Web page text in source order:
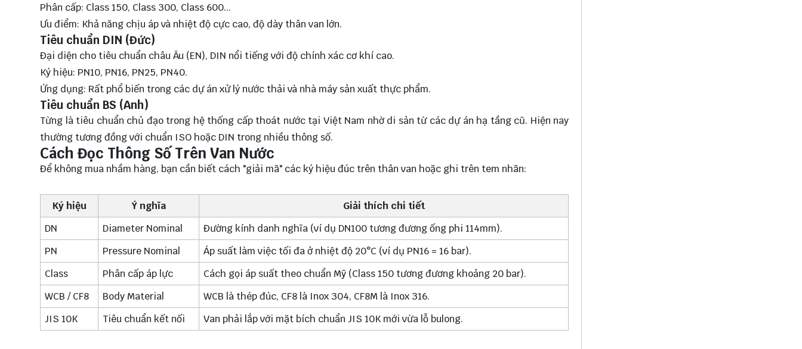
Phân cấp: Class 150, Class 300, Class 600...
Ưu điểm: Khả năng chịu áp và nhiệt độ cực cao, độ dày thân van lớn.
Tiêu chuẩn DIN (Đức)
Đại diện cho tiêu chuẩn châu Âu (EN), DIN nổi tiếng với độ chính xác cơ khí cao.
Ký hiệu: PN10, PN16, PN25, PN40.
Ứng dụng: Rất phổ biến trong các dự án xử lý nước thải và nhà máy sản xuất thực phẩm.
Tiêu chuẩn BS (Anh)
Từng là tiêu chuẩn chủ đạo trong hệ thống cấp thoát nước tại Việt Nam nhờ di sản từ các dự án hạ tầng cũ. Hiện nay
thường tương đồng với chuẩn ISO hoặc DIN trong nhiều thông số.
Cách Đọc Thông Số Trên Van Nước
Để không mua nhầm hàng, bạn cần biết cách "giải mã" các ký hiệu đúc trên thân van hoặc ghi trên tem nhãn:
Ký hiệu Ý nghĩa
Giải thích chi tiết
DN
Diameter Nominal
Đường kính danh nghĩa (ví dụ DN100 tương đương ống phi 114mm).
PN
Pressure Nominal
Áp suất làm việc tối đa ở nhiệt độ 20°C (ví dụ PN16 = 16 bar).
Class
Phân cấp áp lực
Cách gọi áp suất theo chuẩn Mỹ (Class 150 tương đương khoảng 20 bar).
WCB / CF8
Body Material
WCB là thép đúc, CF8 là Inox 304, CF8M là Inox 316.
JIS 10K
Tiêu chuẩn kết nối Van phải lắp với mặt bích chuẩn JIS 10K mới vừa lỗ bulong.